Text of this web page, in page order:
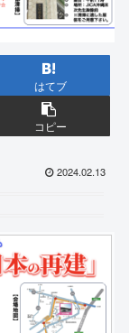
はてブ
コピー
2024.02.13